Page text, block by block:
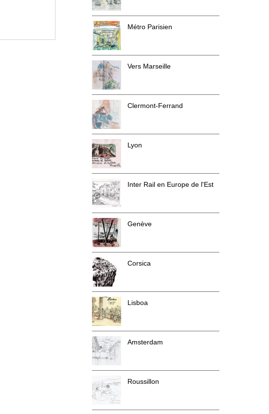
Métro Parisien
Vers Marseille
Clermont-Ferrand
Lyon
Inter Rail en Europe de l'Est
Genève
Corsica
Lisboa
Amsterdam
Roussillon